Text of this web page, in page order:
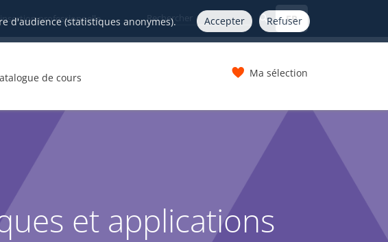
d'audience (statistiques anonymes). Accepter Refuser
professionnelle FR
de cours Ma sélection
et applications